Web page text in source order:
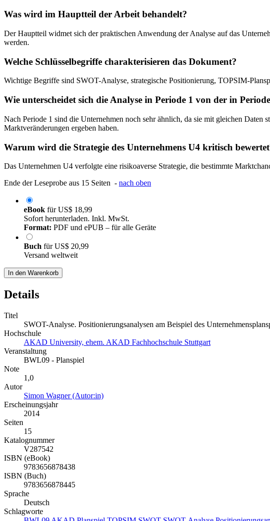
Was wird im Hauptteil der Arbeit behandelt?
Der Hauptteil widmet sich der praktischen Anwendung der Analyse auf das
werden.
Welche Schlüsselbegriffe charakterisieren das Dokument?
Wichtige Begriffe sind SWOT-Analyse, strategische Positionierung, TOPSIM-
Wie unterscheidet sich die Analyse in Periode 1 von der in
Nach Periode 1 sind die Unternehmen noch sehr ähnlich, da sie mit gleichen
Marktveränderungen ergeben haben.
Warum wird die Strategie des Unternehmens U4 kritisch
Das Unternehmen U4 verfolgte eine risikoaverse Strategie, die bestimmte
Ende der Leseprobe aus 15 Seiten - nach oben
eBook fürUS$ 18,99
Sofort herunterladen. Inkl. MwSt.
Format: PDF und ePUB – für alle Geräte
Buch fürUS$ 20,99
Versand weltweit
In den Warenkorb
Details
Titel
SWOT-Analyse. Positionierungsanalysen am Beispiel des
Hochschule
AKAD University, ehem. AKAD Fachhochschule Stuttgart
Veranstaltung
BWL09 - Planspiel
Note
1,0
Autor
Simon Wagner (Autor:in)
Erscheinungsjahr
2014
Seiten
15
Katalognummer
V287542
ISBN (eBook)
9783656878438
ISBN (Buch)
9783656878445
Sprache
Deutsch
Schlagworte